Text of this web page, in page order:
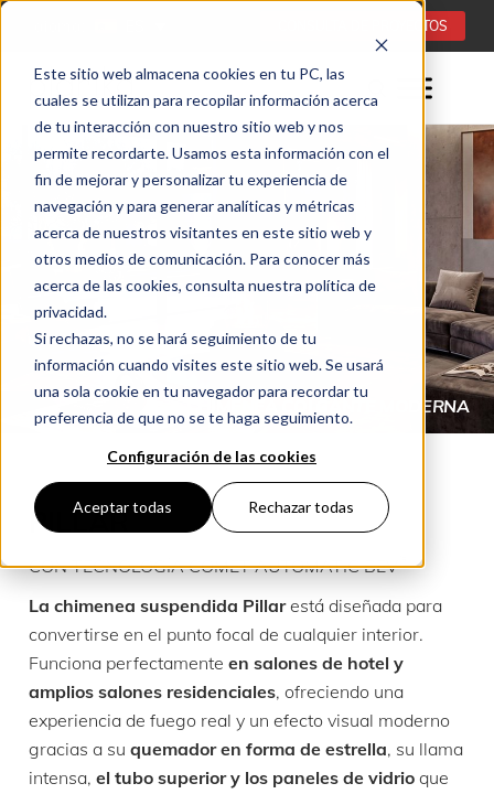
Este sitio web almacena cookies en tu PC, las
cuales se utilizan para recopilar información acerca
de tu interacción con nuestro sitio web y nos
permite recordarte. Usamos esta información con el
fin de mejorar y personalizar tu experiencia de
navegación y para generar analíticas y métricas
acerca de nuestros visitantes en este sitio web y
otros medios de comunicación. Para conocer más
acerca de las cookies, consulta nuestra política de
privacidad.
Si rechazas, no se hará seguimiento de tu
información cuando visites este sitio web. Se usará
una sola cookie en tu navegador para recordar tu
preferencia de que no se te haga seguimiento.
Configuración de las cookies
Aceptar todas Rechazar todas
CONSULTA DE PROYECTOS
COLGANTE MODERNA
PILLAR
CON TECNOLOGÍA COMET AUTOMATIC BEV
La chimenea suspendida Pillarestá diseñada para
convertirse en el punto focal de cualquier interior.
Funciona perfectamente en salones de hotel y
amplios salones residenciales, ofreciendo una
experiencia de fuego real y un efecto visual moderno
gracias a su quemador en forma de estrella, su llama
intensa, el tubo superior y los paneles de vidrio que